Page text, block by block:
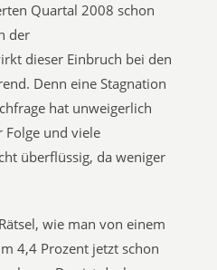
Quartal 2008 schon
der
dieser Einbruch bei den
Denn eine Stagnation
hat unweigerlich
Folge und viele
überflüssig, da weniger
wie man von einem
4,4 Prozent jetzt schon